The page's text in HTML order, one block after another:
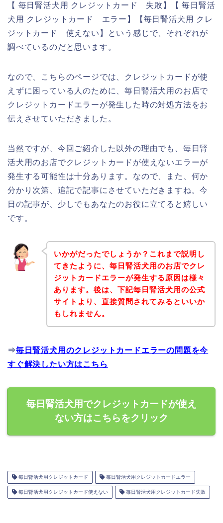
【 毎日腎活犬用 クレジットカード 失敗】【 毎日腎活
犬用 クレジットカード エラー】【毎日腎活犬用 クレ
ジットカード 使えない】という感じで、それぞれが
調べているのだと思います。
なので、こちらのページでは、クレジットカードが使
えずに困っている人のために、毎日腎活犬用のお店で
クレジットカードエラーが発生した時の対処方法をお
伝えさせていただきました。
当然ですが、今回ご紹介した以外の理由でも、毎日腎
活犬用のお店でクレジットカードが使えないエラーが
発生する可能性は十分あります。なので、また、何か
分かり次第、追記で記事にさせていただきますね。今
日の記事が、少しでもあなたのお役に立てると嬉しい
です。
いかがだったでしょうか？これまで説明し
てきたように、毎日腎活犬用のお店でクレ
ジットカードエラーが発生する原因は様々
あります。後は、下記毎日腎活犬用の公式
サイトより、直接質問されてみるといいか
もしれません。
⇒毎日腎活犬用のクレジットカードエラーの問題を今
すぐ解決したい方はこちら
毎日腎活犬用でクレジットカードが使え
ない方はこちらをクリック
毎日腎活犬用クレジットカード 毎日腎活犬用クレジットカードエラー
毎日腎活犬用クレジットカード使えない 毎日腎活犬用クレジットカード失敗